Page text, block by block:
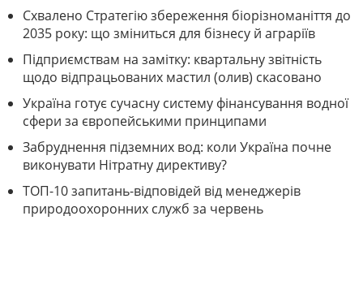
Схвалено Стратегію збереження біорізноманіття до
2035 року: що зміниться для бізнесу й аграріїв
Підприємствам на замітку: квартальну звітність
щодо відпрацьованих мастил (олив) скасовано
Україна готує сучасну систему фінансування водної
сфери за європейськими принципами
Забруднення підземних вод: коли Україна почне
виконувати Нітратну директиву?
ТОП-10 запитань-відповідей від менеджерів
природоохоронних служб за червень